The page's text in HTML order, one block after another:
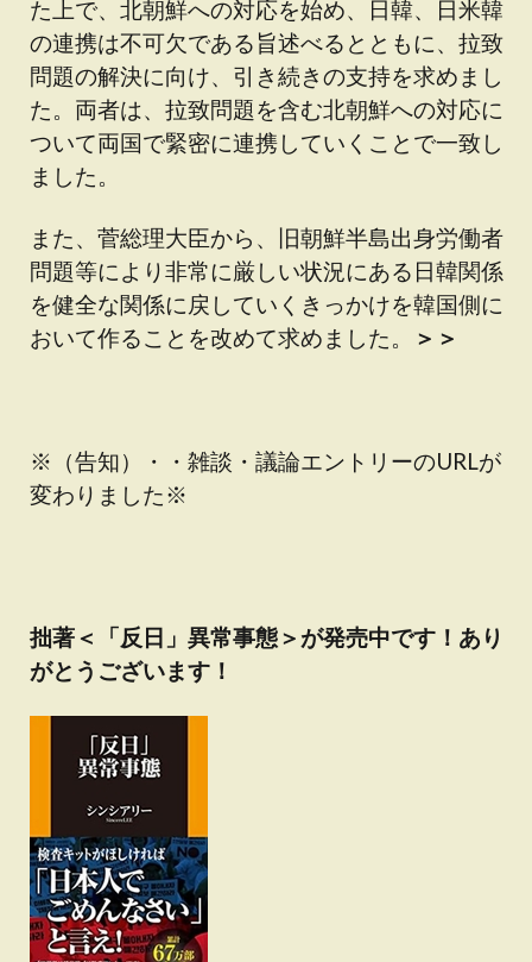
た上で、北朝鮮への対応を始め、日韓、日米韓
の連携は不可欠である旨述べるとともに、拉致
問題の解決に向け、引き続きの支持を求めまし
た。両者は、拉致問題を含む北朝鮮への対応に
ついて両国で緊密に連携していくことで一致し
ました。
また、菅総理大臣から、旧朝鮮半島出身労働者
問題等により非常に厳しい状況にある日韓関係
を健全な関係に戻していくきっかけを韓国側に
おいて作ることを改めて求めました。
＞＞
※（告知）・・雑談・議論エントリーのURLが
変わりました※
拙著＜「反日」異常事態＞が発売中です！あり
がとうございます！